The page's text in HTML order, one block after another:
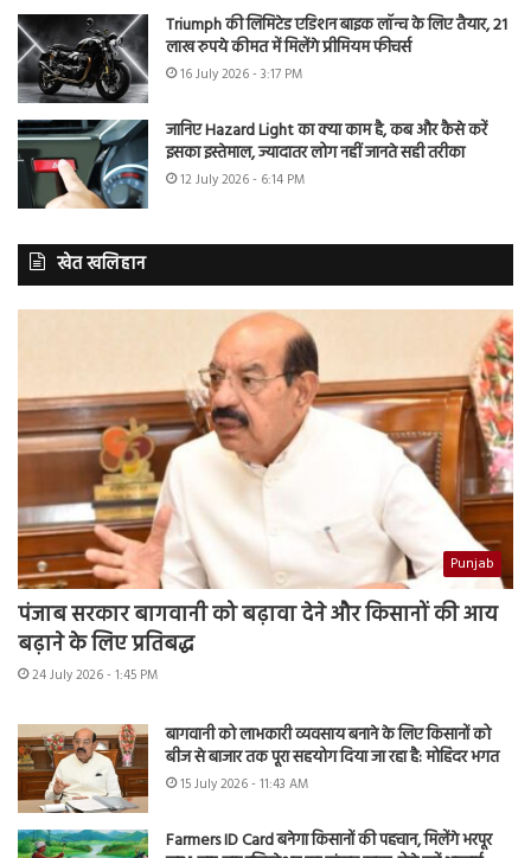
Triumph की लिमिटेड एडिशन बाइक लॉन्च के लिए तैयार, 21
लाख रुपये कीमत में मिलेंगे प्रीमियम फीचर्स
16 July 2026 - 3:17 PM
जानिए Hazard Light का क्या काम है, कब और कैसे करें
इसका इस्तेमाल, ज्यादातर लोग नहीं जानते सही तरीका
12 July 2026 - 6:14 PM
खेत खलिहान
Punjab
पंजाब सरकार बागवानी को बढ़ावा देने और किसानों की आय
बढ़ाने के लिए प्रतिबद्ध
24 July 2026 - 1:45 PM
बागवानी को लाभकारी व्यवसाय बनाने के लिए किसानों को
बीज से बाजार तक पूरा सहयोग दिया जा रहा है: मोहिंदर भगत
15 July 2026 - 11:43 AM
Farmers ID Card बनेगा किसानों की पहचान, मिलेंगे भरपूर